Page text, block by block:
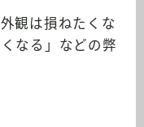
観は損ねたくな
なる」などの弊